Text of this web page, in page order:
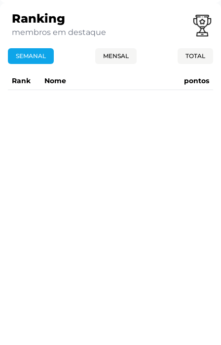
Ranking
membros em destaque
SEMANAL MENSAL TOTAL
Rank Nome pontos